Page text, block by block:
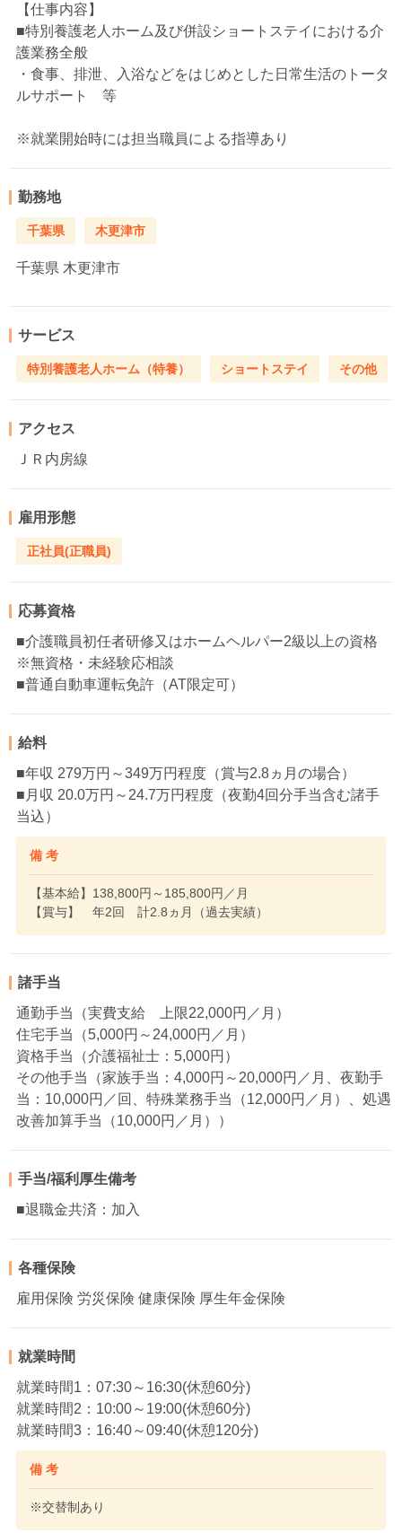
【仕事内容】
■特別養護老人ホーム及び併設ショートステイにおける介
護業務全般
・食事、排泄、入浴などをはじめとした日常生活のトータ
ルサポート 等
※就業開始時には担当職員による指導あり
勤務地
千葉県 木更津市
千葉県 木更津市
サービス
特別養護老人ホーム（特養） ショートステイ その他
アクセス
ＪＲ内房線
雇用形態
正社員(正職員)
応募資格
■介護職員初任者研修又はホームヘルパー2級以上の資格
※無資格・未経験応相談
■普通自動車運転免許（AT限定可）
給料
■年収 279万円～349万円程度（賞与2.8ヵ月の場合）
■月収 20.0万円～24.7万円程度（夜勤4回分手当含む諸手
当込）
備 考
【基本給】138,800円～185,800円／月
【賞与】 年2回 計2.8ヵ月（過去実績）
諸手当
通勤手当（実費支給 上限22,000円／月）
住宅手当（5,000円～24,000円／月）
資格手当（介護福祉士：5,000円）
その他手当（家族手当：4,000円～20,000円／月、夜勤手
当：10,000円／回、特殊業務手当（12,000円／月）、処遇
改善加算手当（10,000円／月））
手当/福利厚生備考
■退職金共済：加入
各種保険
雇用保険 労災保険 健康保険 厚生年金保険
就業時間
就業時間1：07:30～16:30(休憩60分)
就業時間2：10:00～19:00(休憩60分)
就業時間3：16:40～09:40(休憩120分)
備 考
※交替制あり